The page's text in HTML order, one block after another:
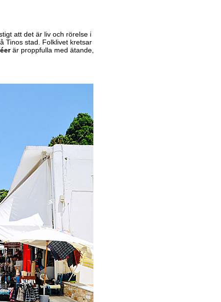
att det är liv och rörelse i
Tinos stad. Folklivet kretsar
är proppfulla med ätande,